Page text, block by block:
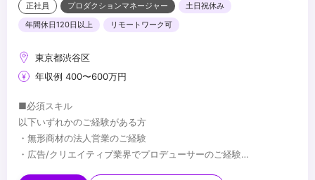
正社員 プロダクションマネージャー
土日祝休み
年間休日120日以上
リモートワーク可
東京都渋谷区
年収例 400〜600万円
■必須スキル
以下いずれかのご経験がある方
・無形商材の法人営業のご経験
・広告/クリエイティブ業界でプロデューサーのご経験